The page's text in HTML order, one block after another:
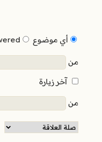
أي موضوع
من
آخر زيارة
من